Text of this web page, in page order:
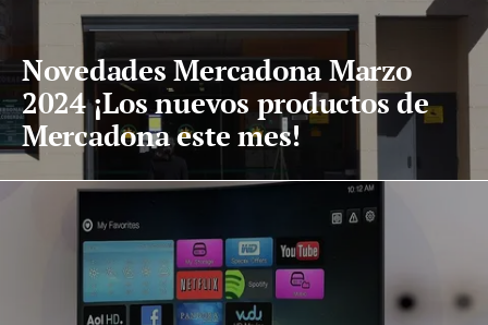
Novedades Mercadona Marzo
2024 ¡Los nuevos productos de
Mercadona este mes!